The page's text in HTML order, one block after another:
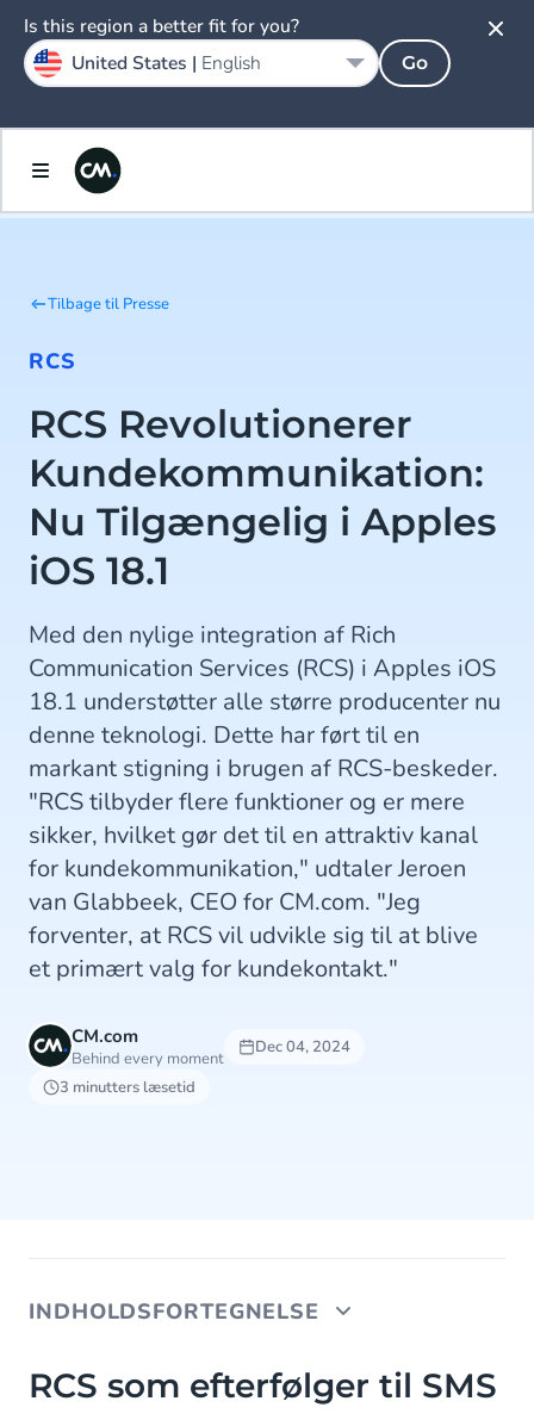
Tilbage til Presse
RCS
RCS Revolutionerer
Kundekommunikation:
Nu Tilgængelig i Apples
iOS 18.1
Med den nylige integration af Rich
Communication Services (RCS) i Apples iOS
18.1 understøtter alle større producenter nu
denne teknologi. Dette har ført til en
markant stigning i brugen af RCS-beskeder.
"RCS tilbyder flere funktioner og er mere
sikker, hvilket gør det til en attraktiv kanal
for kundekommunikation," udtaler Jeroen
van Glabbeek, CEO for CM.com. "Jeg
forventer, at RCS vil udvikle sig til at blive
et primært valg for kundekontakt."
CM.com
Behind every moment
Dec 04, 2024
3 minutters læsetid
INDHOLDSFORTEGNELSE
RCS som efterfølger til SMS
RCS som efterfølger til SMS
Is this region a better fit for you?
United States | English Go